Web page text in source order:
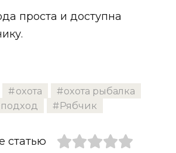
проста и доступна
охота
охота рыбалка
подход
Рябчик
статью